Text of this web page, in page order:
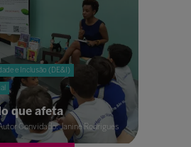
e Inclusão (DE&I)
que afeta
Convidado: Janine Rodrigues